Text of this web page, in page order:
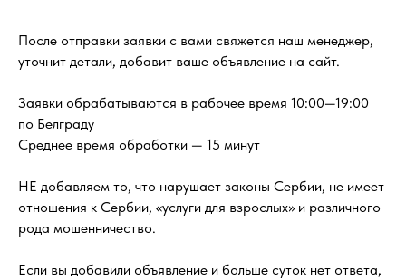
После отправки заявки с вами свяжется наш менеджер,
уточнит детали, добавит ваше объявление на сайт.
Заявки обрабатываются в рабочее время 10:00—19:00
по Белграду
Среднее время обработки — 15 минут
НЕ добавляем то, что нарушает законы Сербии, не имеет
отношения к Сербии, «услуги для взрослых» и различного
рода мошенничество.
Если вы добавили объявление и больше суток нет ответа,